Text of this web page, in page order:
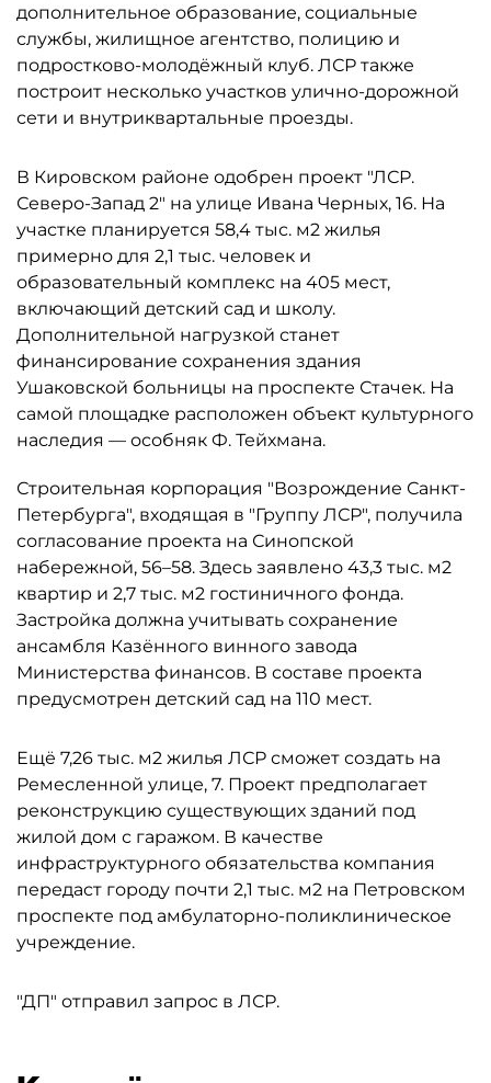
дополнительное образование, социальные
службы, жилищное агентство, полицию и
подростково-молодёжный клуб. ЛСР также
построит несколько участков улично-дорожной
сети и внутриквартальные проезды.
В Кировском районе одобрен проект "ЛСР.
Северо-Запад 2" на улице Ивана Черных, 16. На
участке планируется 58,4 тыс. м2 жилья
примерно для 2,1 тыс. человек и
образовательный комплекс на 405 мест,
включающий детский сад и школу.
Дополнительной нагрузкой станет
финансирование сохранения здания
Ушаковской больницы на проспекте Стачек. На
самой площадке расположен объект культурного
наследия — особняк Ф. Тейхмана.
Строительная корпорация "Возрождение Санкт-
Петербурга", входящая в "Группу ЛСР", получила
согласование проекта на Синопской
набережной, 56–58. Здесь заявлено 43,3 тыс. м2
квартир и 2,7 тыс. м2 гостиничного фонда.
Застройка должна учитывать сохранение
ансамбля Казённого винного завода
Министерства финансов. В составе проекта
предусмотрен детский сад на 110 мест.
Ещё 7,26 тыс. м2 жилья ЛСР сможет создать на
Ремесленной улице, 7. Проект предполагает
реконструкцию существующих зданий под
жилой дом с гаражом. В качестве
инфраструктурного обязательства компания
передаст городу почти 2,1 тыс. м2 на Петровском
проспекте под амбулаторно-поликлиническое
учреждение.
"ДП" отправил запрос в ЛСР.